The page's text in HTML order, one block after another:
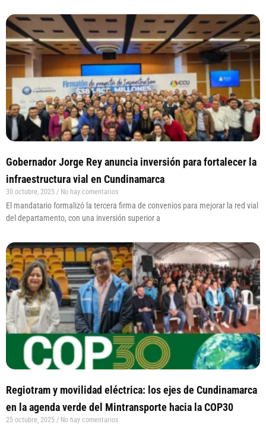
Gobernador Jorge Rey anuncia inversión para fortalecer la
infraestructura vial en Cundinamarca
30 octubre, 2025 No hay comentarios
El mandatario formalizó la tercera firma de convenios para mejorar la red vial
del departamento, con una inversión superior a
Regiotram y movilidad eléctrica: los ejes de Cundinamarca
en la agenda verde del Mintransporte hacia la COP30
25 octubre, 2025 No hay comentarios